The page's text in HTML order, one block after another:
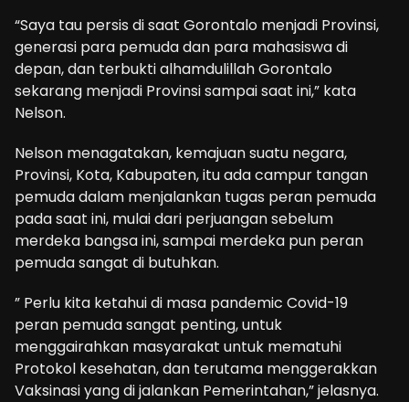
“Saya tau persis di saat Gorontalo menjadi Provinsi,
generasi para pemuda dan para mahasiswa di
depan, dan terbukti alhamdulillah Gorontalo
sekarang menjadi Provinsi sampai saat ini,” kata
Nelson.
Nelson menagatakan, kemajuan suatu negara,
Provinsi, Kota, Kabupaten, itu ada campur tangan
pemuda dalam menjalankan tugas peran pemuda
pada saat ini, mulai dari perjuangan sebelum
merdeka bangsa ini, sampai merdeka pun peran
pemuda sangat di butuhkan.
” Perlu kita ketahui di masa pandemic Covid-19
peran pemuda sangat penting, untuk
menggairahkan masyarakat untuk mematuhi
Protokol kesehatan, dan terutama menggerakkan
Vaksinasi yang di jalankan Pemerintahan,” jelasnya.